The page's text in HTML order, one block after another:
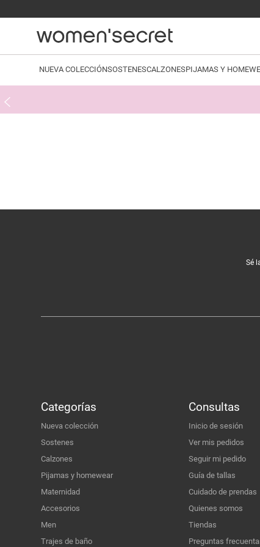
NUEVA COLECCIÓNSOSTENESCALZONESPIJAMAS Y
Sé
Categorías
Nueva colección
Sostenes
Calzones
Pijamas y homewear
Maternidad
Accesorios
Men
Trajes de baño
Consultas
Inicio de sesión
Ver mis pedidos
Seguir mi pedido
Guía de tallas
Cuidado de prendas
Quienes somos
Tiendas
Preguntas